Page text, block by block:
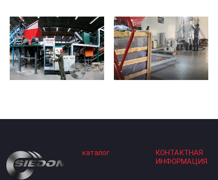
КОНТАКТНАЯ
ИНФОРМАЦИЯ
каталог